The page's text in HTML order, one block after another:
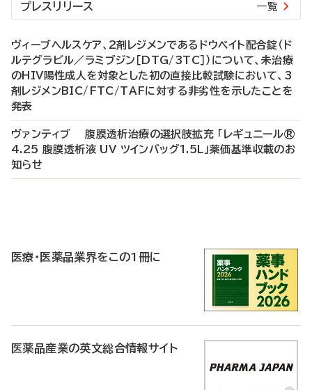
プレスリリース 一覧
ヴィーブヘルスケア、2剤レジメンであるドウベイト配合錠（ド
ルテグラビル／ラミブジン［DTG/3TC］）について、未治療
のHIV陽性成人を対象とした初の直接比較試験において、3
剤レジメンBIC/FTC/TAFに対する非劣性を示したことを
発表
ヴァンティブ 腹膜透析治療の選択肢拡充 「レギュニール®
4.25 腹膜透析液 UV ツインバッグ1.5L」薬価基準収載のお
知らせ
医療・医薬品業界をこの1冊に
医薬品産業の英文総合情報サイト